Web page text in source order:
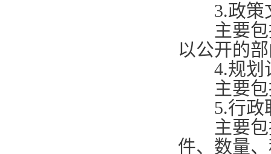
3.政策
主要包
以公开的
4.规划
主要包
5.行政
主要包
件、数量